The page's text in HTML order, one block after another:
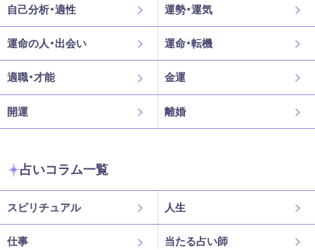
自己分析・適性 運勢・運気
運命の人・出会い 運命・転機
適職・才能 金運
開運 離婚
占いコラム一覧
スピリチュアル 人生
仕事 当たる占い師